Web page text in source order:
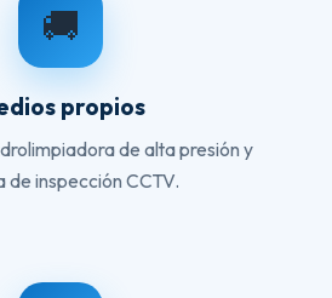
🚚
propios
de alta presión y
de inspección CCTV.